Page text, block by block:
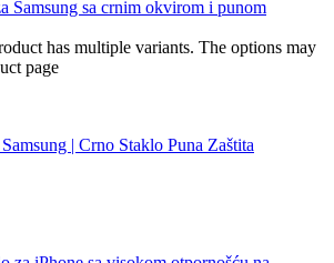
has multiple variants. The options may
page
| Crno Staklo Puna Zaštita